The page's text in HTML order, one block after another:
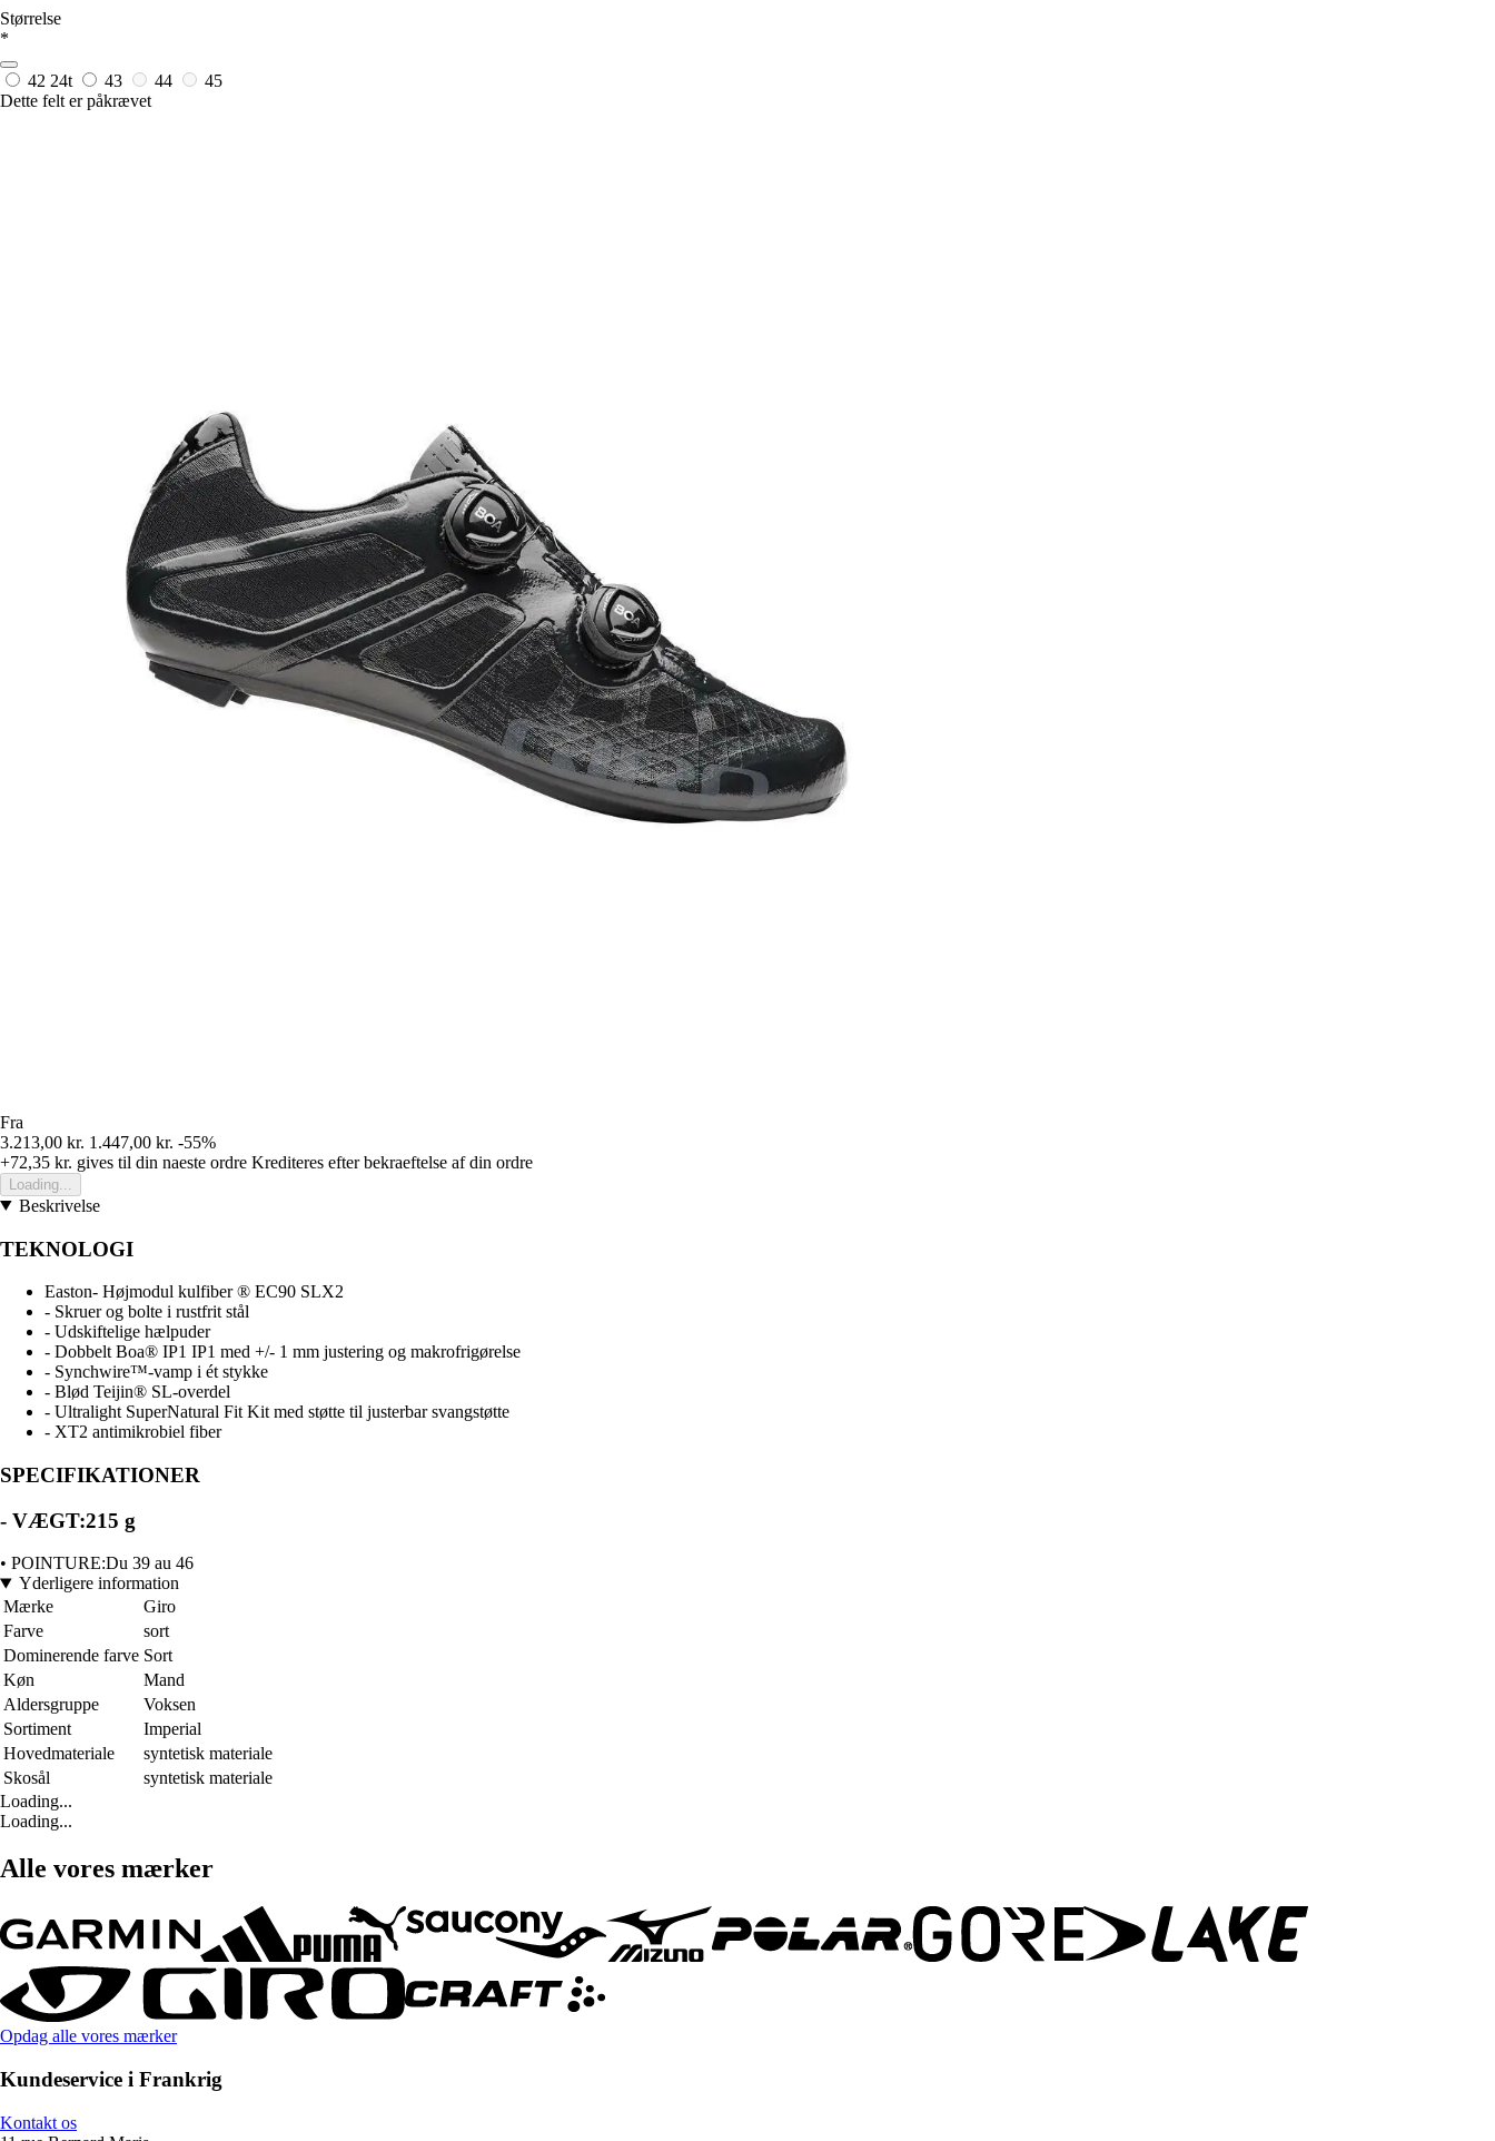
Størrelse
*
42 24t 43 44
45
Dette felt er påkrævet
Fra
3.213,00 kr. 1.447,00 kr. -55%
+72,35 kr. gives til din naeste ordre Krediteres efter bekraeftelse af din ordre
Loading...
Beskrivelse
TEKNOLOGI
Easton- Højmodul kulfiber ® EC90 SLX2
- Skruer og bolte i rustfrit stål
- Udskiftelige hælpuder
- Dobbelt Boa® IP1 IP1 med +/- 1 mm justering og makrofrigørelse
- Synchwire™-vamp i ét stykke
- Blød Teijin® SL-overdel
- Ultralight SuperNatural Fit Kit med støtte til justerbar svangstøtte
- XT2 antimikrobiel fiber
SPECIFIKATIONER
- VÆGT:215 g
• POINTURE:Du 39 au 46
Yderligere information
Mærke
Giro
Farve
sort
Dominerende farve Sort
Køn
Mand
Aldersgruppe
Voksen
Sortiment
Imperial
Hovedmateriale
syntetisk materiale
Skosål
syntetisk materiale
Loading...
Loading...
Alle vores mærker
Opdag alle vores mærker
Kundeservice i Frankrig
Kontakt os